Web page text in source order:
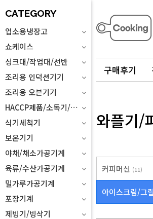
CATEGORY
업소용냉장고
쇼케이스
싱크대/작업대/선반
조리용 인덕션기기
조리용 오븐기기
HACCP제품/소독기/위생설비
식기세척기
보온기기
야채/채소가공기계
육류/수산가공기계
밀가루가공기계
포장기계
제빙기/빙삭기
구매후기
와플기/
커피머신 (11)
아이스크림/그